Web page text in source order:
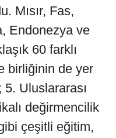
Mısır, Fas,
Endonezya ve
60 farklı
birliğinin de yer
5. Uluslararası
değirmencilik
çeşitli eğitim,